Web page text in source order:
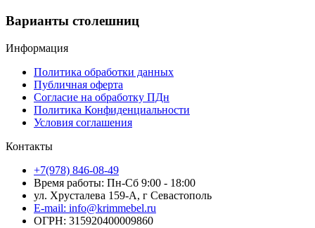
Варианты столешниц
Информация
Политика обработки данных
Публичная оферта
Согласие на обработку ПДн
Политика Конфиденциальности
Условия соглашения
Контакты
+7(978) 846-08-49
Время работы: Пн-Сб 9:00 - 18:00
ул. Хрусталева 159-А, г Севастополь
E-mail: info@krimmebel.ru
ОГРН: 315920400009860